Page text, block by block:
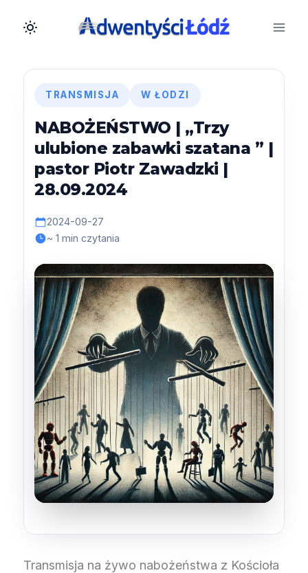
TRANSMISJA W ŁODZI
NABOŻEŃSTWO | „Trzy
ulubione zabawki szatana ” |
pastor Piotr Zawadzki |
28.09.2024
2024-09-27
~ 1 min czytania
Transmisja na żywo nabożeństwa z Kościoła